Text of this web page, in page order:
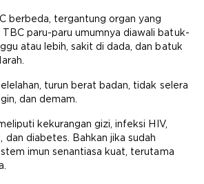
berbeda, tergantung organ yang
paru-paru umumnya diawali batuk-
atau lebih, sakit di dada, dan batuk
turun berat badan, tidak selera
dan demam.
kekurangan gizi, infeksi HIV,
dan diabetes. Bahkan jika sudah
imun senantiasa kuat, terutama